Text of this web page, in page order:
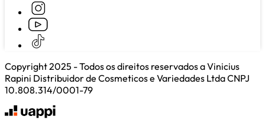
Copyright 2025 - Todos os direitos reservados a Vinicius
Rapini Distribuidor de Cosmeticos e Variedades Ltda CNPJ
10.808.314/0001-79